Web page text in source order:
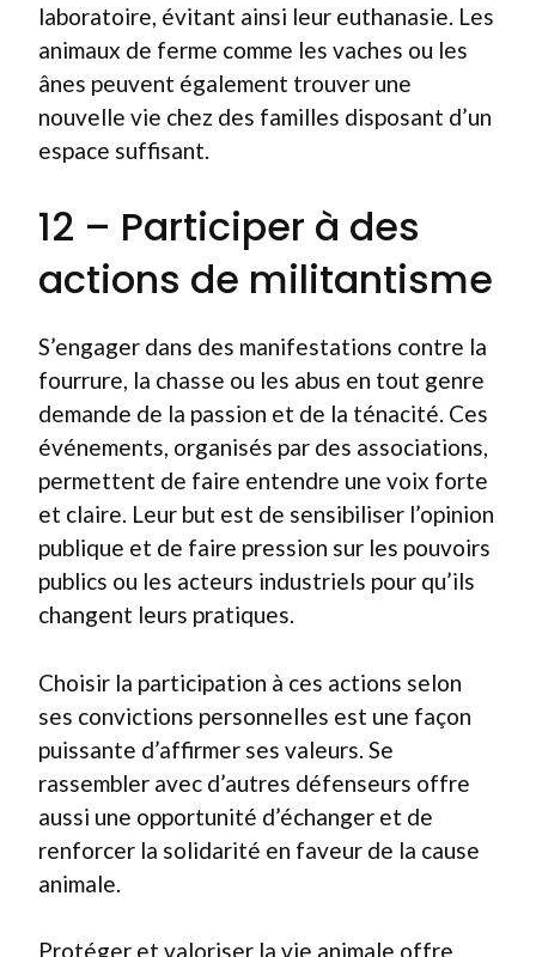
laboratoire, évitant ainsi leur euthanasie. Les
animaux de ferme comme les vaches ou les
ânes peuvent également trouver une
nouvelle vie chez des familles disposant d’un
espace suffisant.
12 – Participer à des
actions de militantisme
S’engager dans des manifestations contre la
fourrure, la chasse ou les abus en tout genre
demande de la passion et de la ténacité. Ces
événements, organisés par des associations,
permettent de faire entendre une voix forte
et claire. Leur but est de sensibiliser l’opinion
publique et de faire pression sur les pouvoirs
publics ou les acteurs industriels pour qu’ils
changent leurs pratiques.
Choisir la participation à ces actions selon
ses convictions personnelles est une façon
puissante d’affirmer ses valeurs. Se
rassembler avec d’autres défenseurs offre
aussi une opportunité d’échanger et de
renforcer la solidarité en faveur de la cause
animale.
Protéger et valoriser la vie animale offre